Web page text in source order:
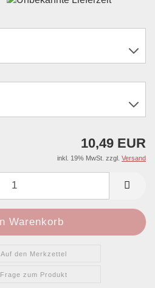
10,49 EUR
inkl. 19% MwSt. zzgl. Versand
Auf den Merkzettel
Frage zum Produkt